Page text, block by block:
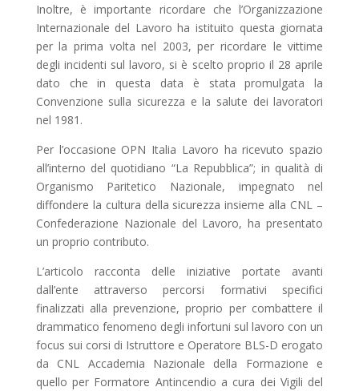
Inoltre, è importante ricordare che l’Organizzazione
Internazionale del Lavoro ha istituito questa giornata
per la prima volta nel 2003, per ricordare le vittime
degli incidenti sul lavoro, si è scelto proprio il 28 aprile
dato che in questa data è stata promulgata la
Convenzione sulla sicurezza e la salute dei lavoratori
nel 1981.
Per l’occasione OPN Italia Lavoro ha ricevuto spazio
all’interno del quotidiano “La Repubblica”; in qualità di
Organismo Paritetico Nazionale, impegnato nel
diffondere la cultura della sicurezza insieme alla CNL –
Confederazione Nazionale del Lavoro, ha presentato
un proprio contributo.
L’articolo racconta delle iniziative portate avanti
dall’ente attraverso percorsi formativi specifici
finalizzati alla prevenzione, proprio per combattere il
drammatico fenomeno degli infortuni sul lavoro con un
focus sui corsi di Istruttore e Operatore BLS-D erogato
da CNL Accademia Nazionale della Formazione e
quello per Formatore Antincendio a cura dei Vigili del